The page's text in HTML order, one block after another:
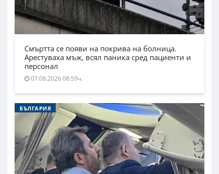
Смъртта се появи на покрива на болница.
Арестуваха мъж, всял паника сред пациенти и
персонал
07.08.2026 08:59ч.
БЪЛГАРИЯ